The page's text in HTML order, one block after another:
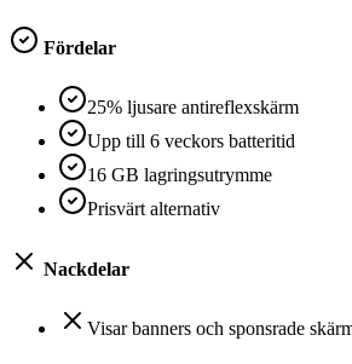
Fördelar
25% ljusare antireflexskärm
Upp till 6 veckors batteritid
16 GB lagringsutrymme
Prisvärt alternativ
Nackdelar
Visar banners och sponsrade